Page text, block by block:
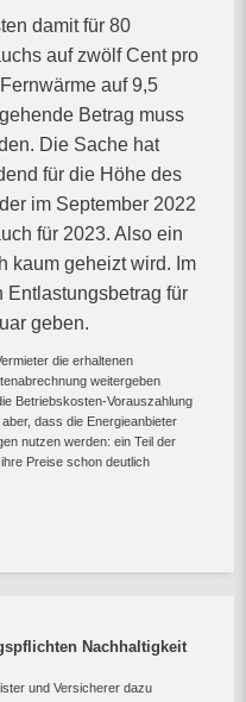
damit für 80
auf zwölf Cent pro
auf 9,5
Betrag muss
Die Sache hat
für die Höhe des
im September 2022
für 2023. Also ein
kaum geheizt wird. Im
Entlastungsbetrag für
geben.
die erhaltenen
weitergeben
Betriebskosten-Vorauszahlung
dass die Energieanbieter
nutzen werden: ein Teil der
Preise schon deutlich
Nachhaltigkeit
und Versicherer dazu